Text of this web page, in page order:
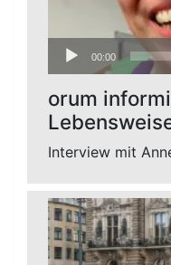
Audio-
Player
00:00
orum
Interview mit